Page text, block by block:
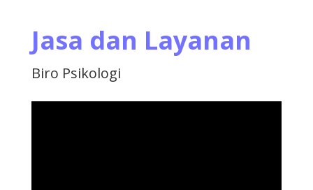
Jasa dan Layanan
Biro Psikologi